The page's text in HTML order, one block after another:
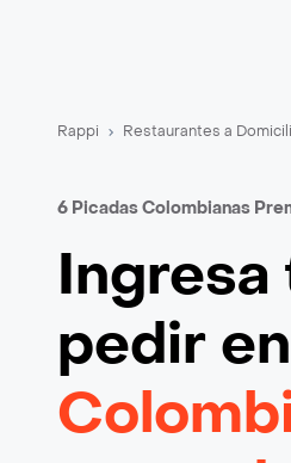
Rappi Restaurantes a
6 Picadas Colombianas
pedir en